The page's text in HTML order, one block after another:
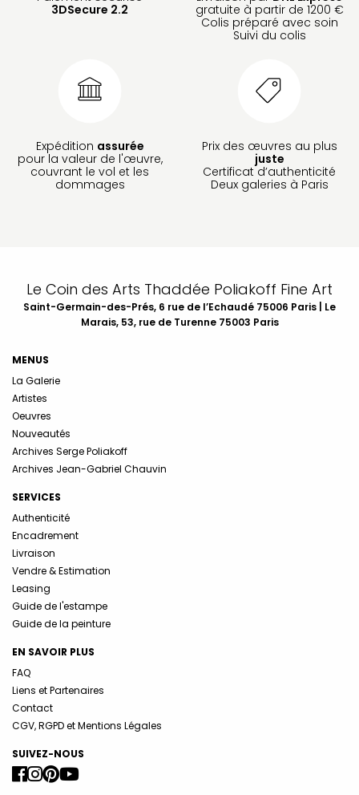
3DSecure 2.2
gratuite à partir de 1200 €
Colis préparé avec soin
Suivi du colis
Expédition assurée
pour la valeur de l'œuvre,
couvrant le vol et les
dommages
Prix des œuvres au plus
juste
Certificat d’authenticité
Deux galeries à Paris
Le Coin des Arts Thaddée Poliakoff Fine Art
Saint-Germain-des-Prés, 6 rue de l’Echaudé 75006 Paris | Le
Marais, 53, rue de Turenne 75003 Paris
MENUS
La Galerie
Artistes
Oeuvres
Nouveautés
Archives Serge Poliakoff
Archives Jean-Gabriel Chauvin
SERVICES
Authenticité
Encadrement
Livraison
Vendre & Estimation
Leasing
Guide de l'estampe
Guide de la peinture
EN SAVOIR PLUS
FAQ
Liens et Partenaires
Contact
CGV, RGPD et Mentions Légales
SUIVEZ-NOUS